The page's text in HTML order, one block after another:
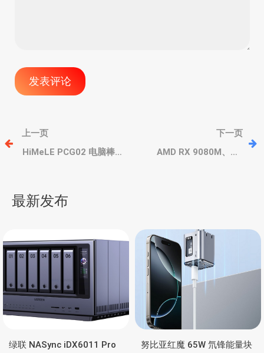
文
章
航
上一页
HiMeLE PCG02 电脑棒
下一页
AMD RX 9080M、RX
最新发布
绿联 NASync iDX6011 Pro
努比亚红魔 65W 氘锋能量块